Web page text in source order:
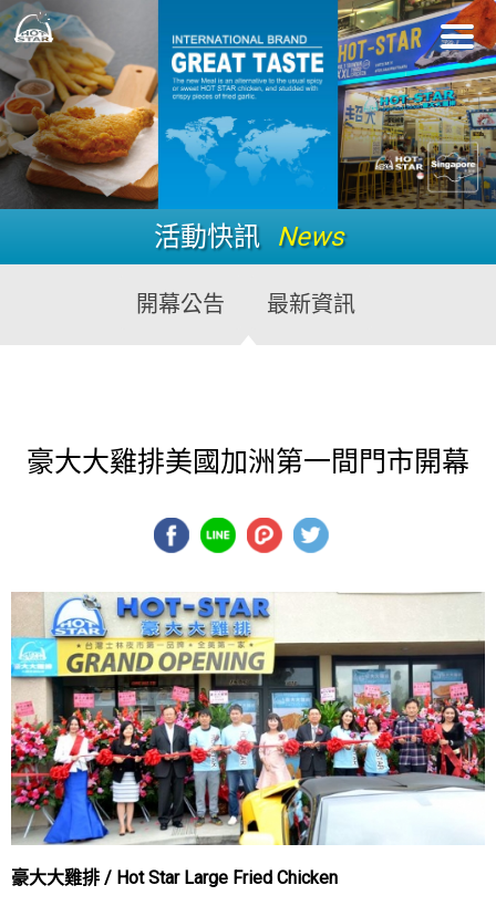
活動快訊 News
開幕公告 最新資訊
豪大大雞排美國加洲第一間門市開幕
豪大大雞排 / Hot Star Large Fried Chicken